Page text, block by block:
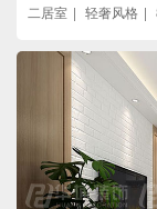
二居室 轻奢风格